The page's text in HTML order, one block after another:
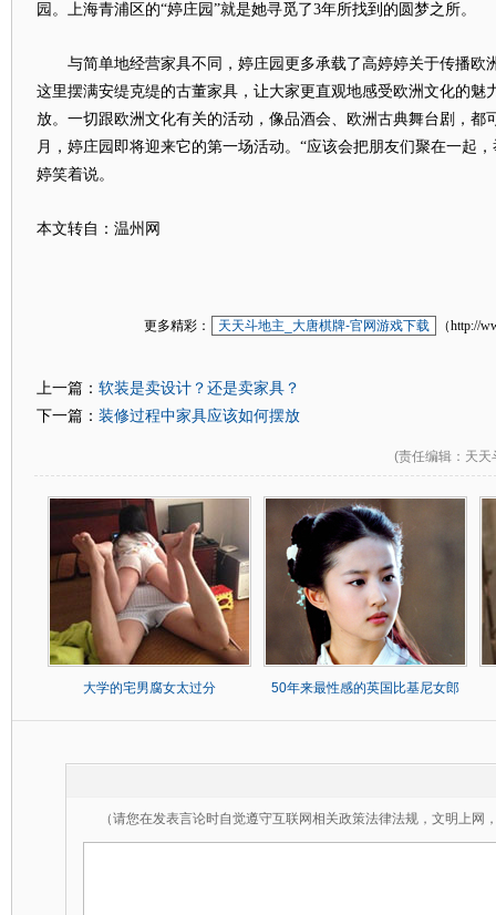
园。上海青浦区的“婷庄园”就是她寻觅了3年所找到的圆梦之所。
与简单地经营家具不同，婷庄园更多承载了高婷婷关于传播欧
这里摆满安缇克缇的古董家具，让大家更直观地感受欧洲文化的魅
放。一切跟欧洲文化有关的活动，像品酒会、欧洲古典舞台剧，都
月，婷庄园即将迎来它的第一场活动。“应该会把朋友们聚在一起
婷笑着说。
本文转自：温州网
更多精彩： 天天斗地主_大唐棋牌-官网游戏下载 （http://
上一篇： 软装是卖设计？还是卖家具？
下一篇： 装修过程中家具应该如何摆放
(责任编辑 ：天
大学的宅男腐女太过分 50年来最性感的英国比基尼女郎
（请您在发表言论时自觉遵守互联网相关政策法律法规，文明上网